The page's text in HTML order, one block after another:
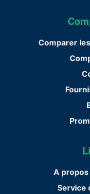
Comparer
A
Service